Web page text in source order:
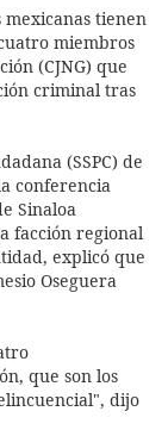
mexicanas tienen
miembros
(CJNG) que
criminal tras
(SSPC) de
conferencia
Sinaloa
facción regional
explicó que
Oseguera
que son los
dijo